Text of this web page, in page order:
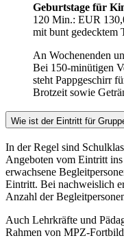
Geburtstage für
120 Min.: EUR
mit bunt gedecktem
An Wochenenden
Bei 150-minütigen
steht Pappgeschirr
Brotzeit sowie
Wie ist der Eintritt für
In der Regel sind
Angeboten vom Eintritt
erwachsene
Eintritt. Bei nachweislich
Anzahl der
Auch Lehrkräfte und
Rahmen von MPZ-